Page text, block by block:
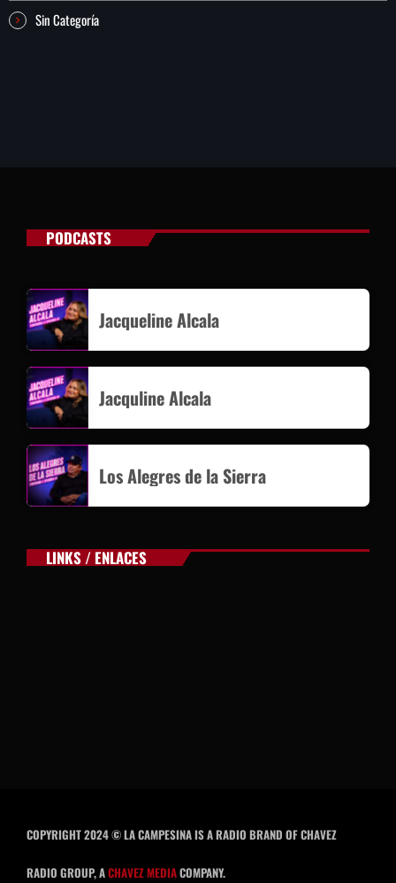
Sin Categoría
PODCASTS
Jacqueline Alcala
Jacquline Alcala
Los Alegres de la Sierra
LINKS / ENLACES
COPYRIGHT 2024 © LA CAMPESINA IS A RADIO BRAND OF CHAVEZ
RADIO GROUP, ACHAVEZ MEDIACOMPANY.